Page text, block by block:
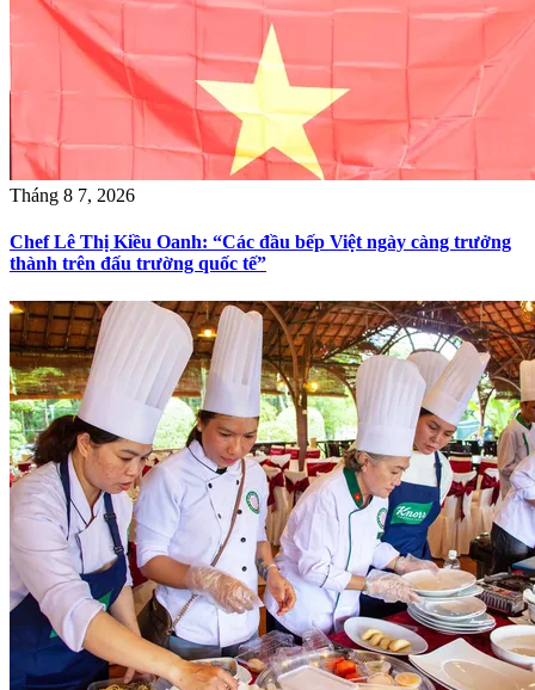
Tháng 8 7, 2026
Chef Lê Thị Kiều Oanh: “Các đầu bếp Việt ngày càng trưởng
thành trên đấu trường quốc tế”